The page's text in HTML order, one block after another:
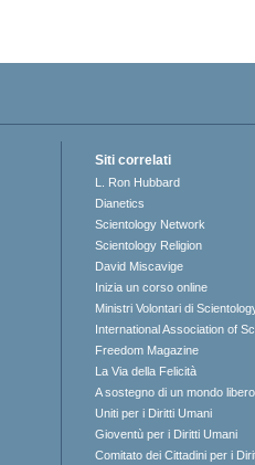
Siti correlati
L. Ron Hubbard
Dianetics
Scientology Network
Scientology Religion
David Miscavige
Inizia un corso online
Ministri Volontari di
International Association of
Freedom Magazine
La Via della Felicità
A sostegno di un mondo
Uniti per i Diritti Umani
Gioventù per i Diritti Umani
Comitato dei Cittadini per i